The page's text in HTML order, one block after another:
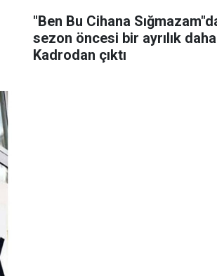
"Ben Bu Cihana
sezon öncesi bir ayrılık
Kadrodan çıktı